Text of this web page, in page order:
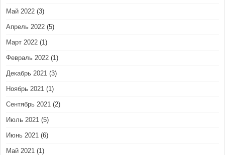
Май 2022 (3)
Апрель 2022 (5)
Март 2022 (1)
Февраль 2022 (1)
Декабрь 2021 (3)
Ноябрь 2021 (1)
Сентябрь 2021 (2)
Июль 2021 (5)
Июнь 2021 (6)
Май 2021 (1)